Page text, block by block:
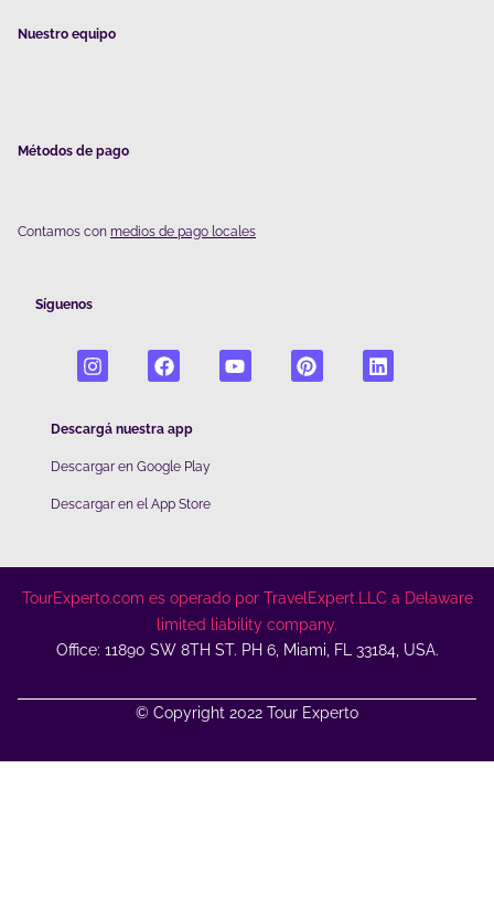
Nuestro equipo
Métodos de pago
Contamos con medios de pago locales
Síguenos
Descargá nuestra app
Descargar en Google Play
Descargar en el App Store
TourExperto.com es operado por TravelExpert.LLC a Delaware
limited liability company.
Office: 11890 SW 8TH ST. PH 6, Miami, FL 33184, USA.
© Copyright 2022 Tour Experto